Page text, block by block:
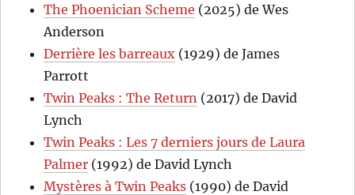
The Phoenician Scheme (2025) de Wes
Anderson
Derrière les barreaux (1929) de James
Parrott
Twin Peaks : The Return (2017) de David
Lynch
Twin Peaks : Les 7 derniers jours de Laura
Palmer (1992) de David Lynch
Mystères à Twin Peaks (1990) de David